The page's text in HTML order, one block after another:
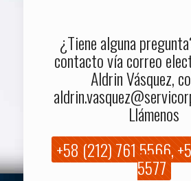
¿Tiene alguna
contacto vía correo
Aldrin Vásquez,
Llámenos
+58 (212) 761 5566,
5577